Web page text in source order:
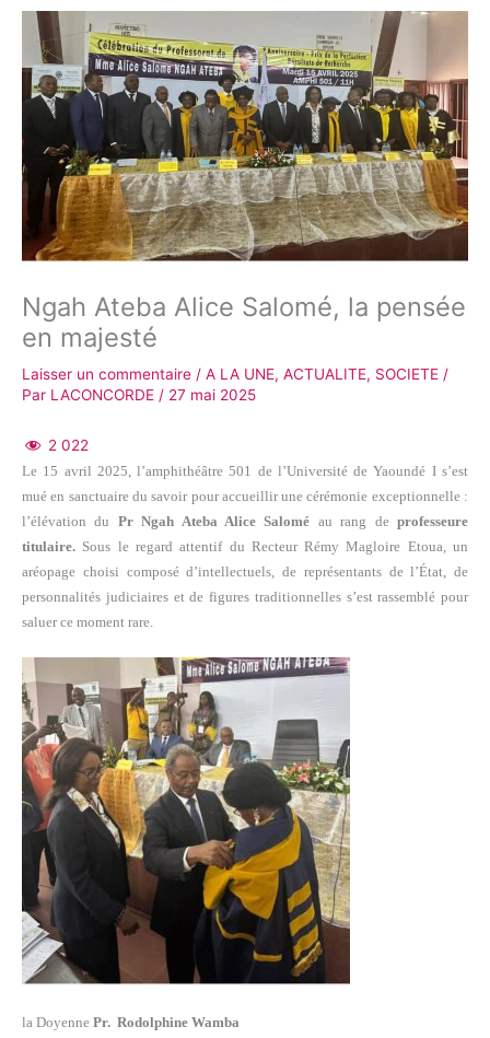
Ngah Ateba Alice Salomé, la pensée
en majesté
Laisser un commentaire / A LA UNE, ACTUALITE, SOCIETE /
Par LACONCORDE / 27 mai 2025
2 022
Le 15 avril 2025, l’amphithéâtre 501 de l’Université de Yaoundé I s’est
mué en sanctuaire du savoir pour accueillir une cérémonie exceptionnelle :
l’élévation du Pr Ngah Ateba Alice Salomé au rang deprofesseure
titulaire. Sous le regard attentif du Recteur Rémy Magloire Etoua, un
aréopage choisi composé d’intellectuels, de représentants de l’État, de
personnalités judiciaires et de figures traditionnelles s’est rassemblé pour
saluer ce moment rare.
la Doyenne Pr. Rodolphine Wamba